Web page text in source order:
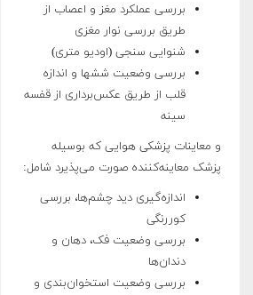
بررسی عملکرد مغز و اعصاب از
طریق بررسی نوار مغزی
شنوایی سنجی (اودیو متری)
بررسی وضعیت ششها و اندازه
قلب از طریق عکس‌برداری از قفسه
سینه
و معاینات پزشکی هوایی که بوسیله
پزشک معاینه‌کننده صورت می‌پذیرد شامل:
اندازه‌گیری دید چشم‌ها، بررسی
کوررنگی
بررسی وضعیت فک، دهان و
دندان‌ها
بررسی وضعیت استخوان‌بندی و